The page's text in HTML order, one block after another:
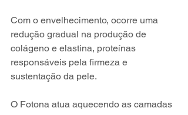
Com o envelhecimento, ocorre uma
redução gradual na produção de
colágeno e elastina, proteínas
responsáveis pela firmeza e
sustentação da pele.
O Fotona atua aquecendo as camadas